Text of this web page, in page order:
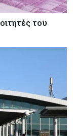
του